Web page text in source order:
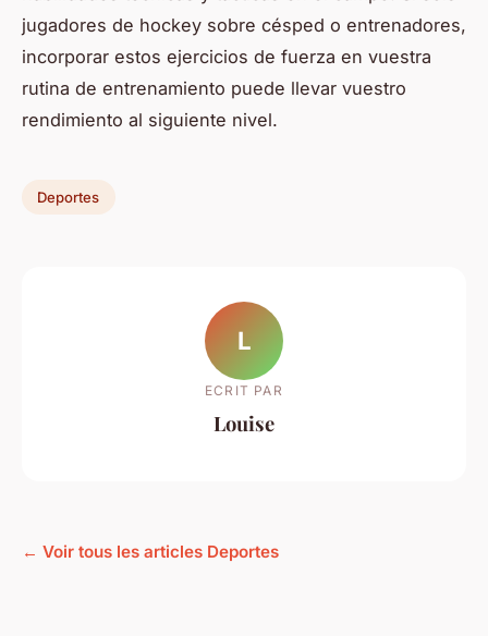
jugadores de hockey sobre césped o entrenadores,
incorporar estos ejercicios de fuerza en vuestra
rutina de entrenamiento puede llevar vuestro
rendimiento al siguiente nivel.
Deportes
L
ECRIT PAR
Louise
← Voir tous les articles Deportes